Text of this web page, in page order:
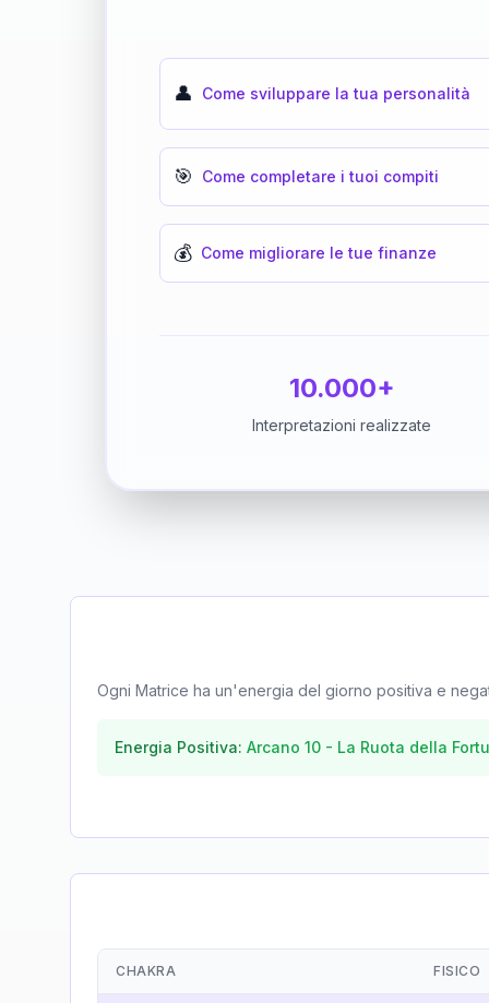
👤 Come sviluppare la tua personalità
🎯 Come completare i tuoi compiti
💰 Come migliorare le tue finanze
10.000+
Interpretazioni realizzate
Ogni Matrice ha un'energia del giorno positiva e
Energia Positiva: Arcano 10 - La Ruota della
CHAKRA FISICO